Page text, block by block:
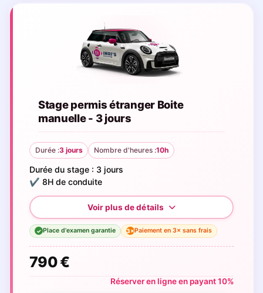
Stage permis étranger Boite
manuelle - 3 jours
Durée :3 jours Nombre d'heures :10h
Durée du stage : 3 jours
✔️ 8H de conduite
✓ Place d'examen garantie 3×Paiement en 3× sans frais
790 €
Réserver en ligne en payant 10%